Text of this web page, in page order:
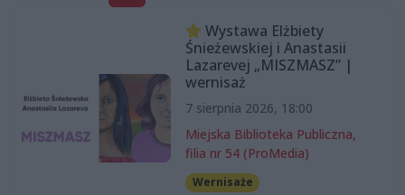
Wystawa Elżbiety
Śnieżewskiej i Anastasii
Lazarevej „MISZMASZ” |
wernisaż
7 sierpnia 2026, 18:00
Miejska Biblioteka Publiczna,
filia nr 54 (ProMedia)
Wernisaże